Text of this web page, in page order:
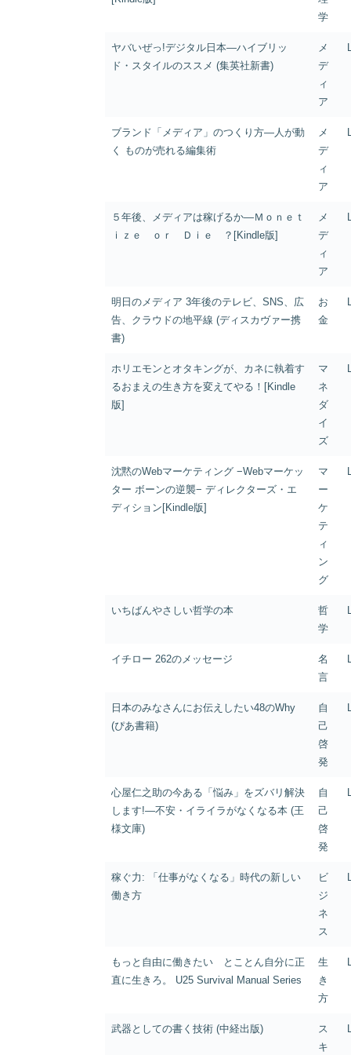
学
ヤバいぜっ!デジタル日本―ハイブリッ
ド・スタイルのススメ (集英社新書)
メ
デ
ィ
ア
L
ブランド「メディア」のつくり方―人が動
く ものが売れる編集術
メ
デ
ィ
ア
L
５年後、メディアは稼げるか―Ｍｏｎｅｔ
ｉｚｅ ｏｒ Ｄｉｅ ？[Kindle版]
メ
デ
ィ
ア
L
明日のメディア 3年後のテレビ、SNS、広
告、クラウドの地平線 (ディスカヴァー携
書)
お
金
L
ホリエモンとオタキングが、カネに執着す
るおまえの生き方を変えてやる！[Kindle
版]
マ
ネ
ダ
イ
ズ
L
沈黙のWebマーケティング −Webマーケッ
ター ボーンの逆襲− ディレクターズ・エ
ディション[Kindle版]
マ
ー
ケ
テ
ィ
ン
グ
L
いちばんやさしい哲学の本
哲
学
L
イチロー 262のメッセージ
名
言
L
日本のみなさんにお伝えしたい48のWhy
(ぴあ書籍)
自
己
啓
発
L
心屋仁之助の今ある「悩み」をズバリ解決
します!―不安・イライラがなくなる本 (王
様文庫)
自
己
啓
発
L
稼ぐ力: 「仕事がなくなる」時代の新しい
働き方
ビ
ジ
ネ
ス
L
もっと自由に働きたい とことん自分に正
直に生きろ。 U25 Survival Manual Series
生
き
方
L
武器としての書く技術 (中経出版)
ス
キ
L